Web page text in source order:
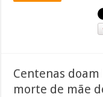
Centenas
morte de mãe